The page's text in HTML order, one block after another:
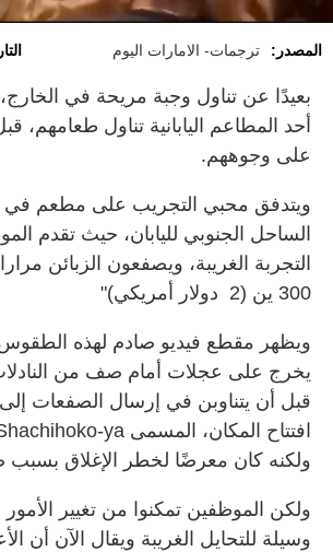
المصدر: ترجمات- الامارات اليوم
بعيدًا عن تناول وجبة مريحة في الخارج،
أحد المطاعم اليابانية تناول طعامهم،
على وجوههم.
ويتدفق محبي التجريب على مطعم في
الساحل الجنوبي لليابان، حيث تقدم
التجربة الغريبة، ويصفعون الزبائن
300 ين (2 دولار أمريكي)"
ويظهر مقطع فيديو صادم لهذه الطقوس
يخرج على عجلات أمام صف من
قبل أن يتناوبن في إرسال الصفعات
ولكنه كان معرضًا لخطر الإغلاق بسبب
ولكن الموظفين تمكنوا من تغيير
وسيلة للتحايل الغريبة ويقال الآن أن